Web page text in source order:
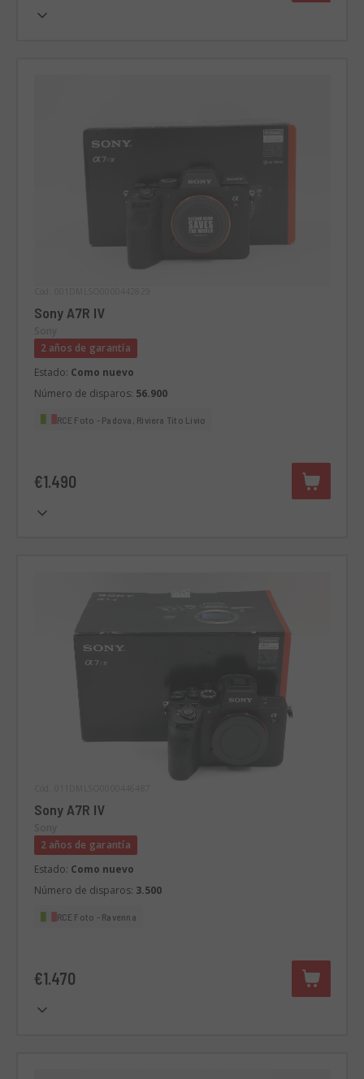
Sony A7R IV
2 años de garantía
Estado: Como nuevo
Número de disparos: 56.900
RCE Foto - Padova, Riviera Tito Livio
€1.490
Sony A7R IV
2 años de garantía
Estado: Como nuevo
Número de disparos: 3.500
RCE Foto - Ravenna
€1.470